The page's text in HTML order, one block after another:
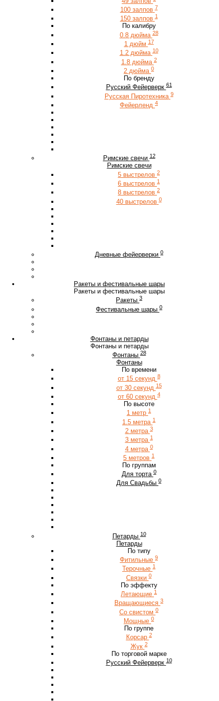
100 залпов 7
150 залпов 1
По калибру
0.8 дюйма 28
1 дюйм 17
1.2 дюйма 10
1.8 дюйма 2
2 дюйма 0
По бренду
Русский Фейерверк 61
Русская Пиротехника 9
Фейерленд 4
Римские свечи 12
Римские свечи
5 выстрелов 2
6 выстрелов 1
8 выстрелов 2
40 выстрелов 0
Дневные фейерверки 0
Ракеты и фестивальные шары
Ракеты и фестивальные шары
Ракеты 3
Фестивальные шары 0
Фонтаны и петарды
Фонтаны и петарды
Фонтаны 28
Фонтаны
По времени
от 15 секунд 8
от 30 секунд 15
от 60 секунд 4
По высоте
1 метр 1
1.5 метра 1
2 метра 3
3 метра 1
4 метра 0
5 метров 1
По группам
Для торта 0
Для Свадьбы 0
Петарды 10
Петарды
По типу
Фитильные 9
Терочные 1
Связки 0
По эффекту
Летающие 1
Вращающиеся 3
Со свистом 0
Мощные 0
По группе
Корсар 2
Жук 2
По торговой марке
Русский Фейерверк 10